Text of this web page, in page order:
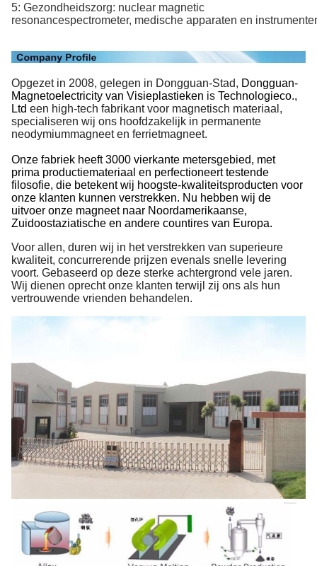
5: Gezondheidszorg: nuclear magnetic
resonancespectrometer, medische apparaten en
Opgezet in 2008, gelegen in Dongguan-Stad, Dongguan-
Magnetoelectricity van Visieplastieken is Technologieco.,
Ltd een high-tech fabrikant voor magnetisch materiaal,
specialiseren wij ons hoofdzakelijk in permanente
neodymiummagneet en ferrietmagneet.
Onze fabriek heeft 3000 vierkante metersgebied, met
prima productiemateriaal en perfectioneert testende
filosofie, die betekent wij hoogste-kwaliteitsproducten voor
onze klanten kunnen verstrekken. Nu hebben wij de
uitvoer onze magneet naar Noordamerikaanse,
Zuidoostaziatische en andere countires van Europa.
Voor allen, duren wij in het verstrekken van superieure
kwaliteit, concurrerende prijzen evenals snelle levering
voort. Gebaseerd op deze sterke achtergrond vele jaren.
Wij dienen oprecht onze klanten terwijl zij ons als hun
vertrouwende vrienden behandelen.